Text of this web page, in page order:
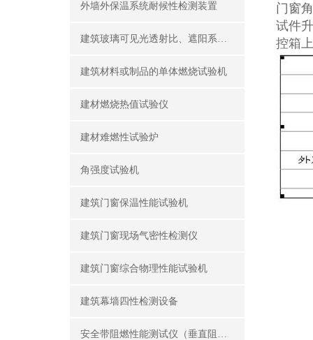
外墙外保温系统耐候性检测装置
建筑玻璃可见光透射比、遮阳系数测定仪
建筑材料或制品的单体燃烧试验机
建材燃烧热值试验仪
建材难燃性试验炉
角强度试验机
建筑门窗保温性能试验机
建筑门窗现场气密性检测仪
建筑门窗综合物理性能试验机
建筑幕墙四性检测设备
安全带阻燃性能测试仪（垂直阻燃仪）
门窗
试件
控箱